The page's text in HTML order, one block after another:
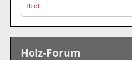
Boot
Holz-Forum